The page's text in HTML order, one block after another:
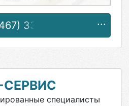
33-83-69
специалисты